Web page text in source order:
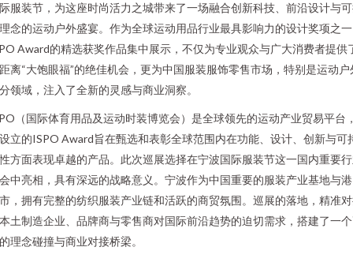
服装节，为这座时尚活力之城带来了一场融合创新科技、前沿设计与
念的运动户外盛宴。作为全球运动用品行业最具影响力的设计奖项之
Award的精选获奖作品集中展示，不仅为专业观众与广大消费者提供
离“大饱眼福”的绝佳机会，更为中国服装服饰零售市场，特别是运动户
领域，注入了全新的灵感与商业洞察。
（国际体育用品及运动时装博览会）是全球领先的运动产业贸易平台
立的ISPO Award旨在甄选和表彰全球范围内在功能、设计、创新与可
方面表现卓越的产品。此次巡展选择在宁波国际服装节这一国内重要
中亮相，具有深远的战略意义。宁波作为中国重要的服装产业基地与
，拥有完整的纺织服装产业链和活跃的商贸氛围。巡展的落地，精准
土制造企业、品牌商与零售商对国际前沿趋势的迫切需求，搭建了一
理念碰撞与商业对接桥梁。